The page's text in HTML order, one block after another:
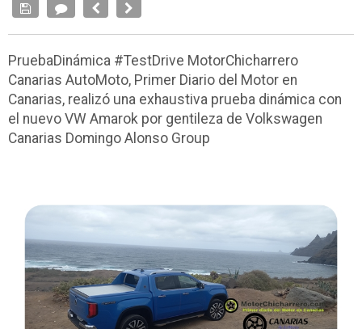
PruebaDinámica #TestDrive MotorChicharrero
Canarias AutoMoto, Primer Diario del Motor en
Canarias, realizó una exhaustiva prueba dinámica con
el nuevo VW Amarok por gentileza de Volkswagen
Canarias Domingo Alonso Group